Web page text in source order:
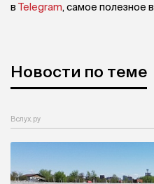
в Telegram, самое полезное в
Новости по теме
Вслух.ру